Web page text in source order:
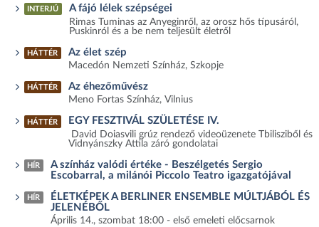
INTERJÚ A fájó lélek szépségei
Rimas Tuminas az Anyeginről, az orosz hős típusáról,
Puskinról és a be nem teljesült életről
HÁTTÉR Az élet szép
Macedón Nemzeti Színház, Szkopje
HÁTTÉR Az éhezőművész
Meno Fortas Színház, Vilnius
HÁTTÉR EGY FESZTIVÁL SZÜLETÉSE IV.
David Doiasvili grúz rendező videoüzenete Tbilisziből és
Vidnyánszky Attila záró gondolatai
HÍR
A színház valódi értéke - Beszélgetés Sergio
Escobarral, a milánói Piccolo Teatro igazgatójával
HÍR
ÉLETKÉPEK A BERLINER ENSEMBLE MÚLTJÁBÓL ÉS
JELENÉBŐL
Április 14., szombat 18:00 - első emeleti előcsarnok